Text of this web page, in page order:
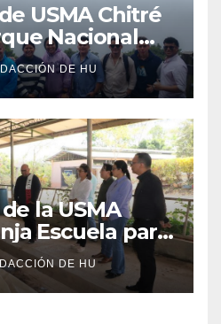
USMA Chitré
Nacional
Costa Rica
DE HU
la USMA
Escuela para
DE HU